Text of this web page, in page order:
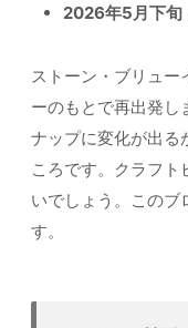
2026年5月下旬
ストーン・ブリュー
ーのもとで再出発し
ナップに変化が出る
ころです。クラフ
いでしょう。このブ
す。